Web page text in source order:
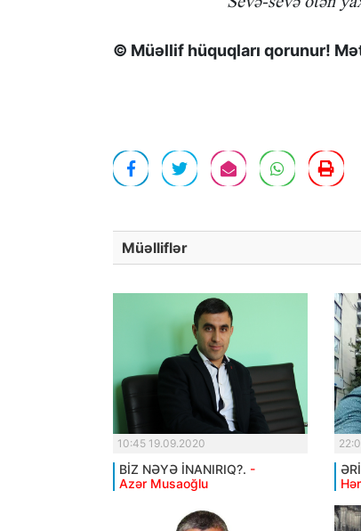
© Müəllif hüquqları qorunur!
Müəlliflər
10:45 19.09.2020
BİZ NƏYƏ İNANIRIQ?. -
Azər Musaoğlu